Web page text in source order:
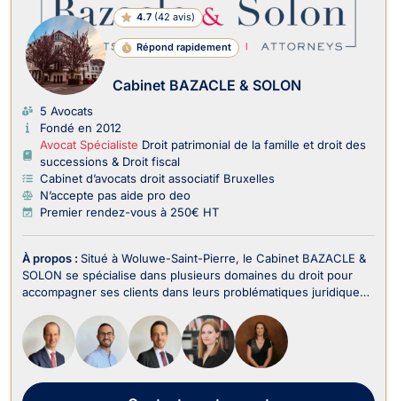
4.7 (42 avis)
Répond rapidement
Cabinet BAZACLE & SOLON
5 Avocats
Fondé en 2012
Avocat Spécialiste Droit patrimonial de la famille et droit des
successions & Droit fiscal
Cabinet d’avocats droit associatif Bruxelles
N’accepte pas aide pro deo
Premier rendez-vous à 250€ HT
À propos : Situé à Woluwe-Saint-Pierre, le Cabinet BAZACLE &
SOLON se spécialise dans plusieurs domaines du droit pour
accompagner ses clients dans leurs problématiques juridiques
des Affaires, Droit des Sociétés, Droit des Affaires, Droit des
Successions, Droit Commercia...